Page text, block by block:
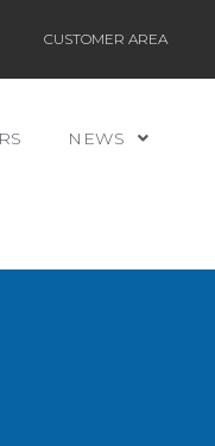
CUSTOMER AREA
NEWS